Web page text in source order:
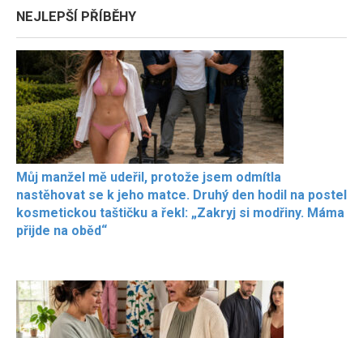
NEJLEPŠÍ PŘÍBĚHY
Můj manžel mě udeřil, protože jsem odmítla
nastěhovat se k jeho matce. Druhý den hodil na postel
kosmetickou taštičku a řekl: „Zakryj si modřiny. Máma
přijde na oběd“